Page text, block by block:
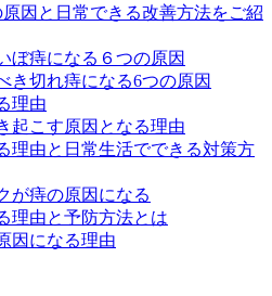
因と日常できる改善方法をご紹
ぼ痔になる６つの原因
き切れ痔になる6つの原因
理由
起こす原因となる理由
理由と日常生活でできる対策方
が痔の原因になる
理由と予防方法とは
因になる理由